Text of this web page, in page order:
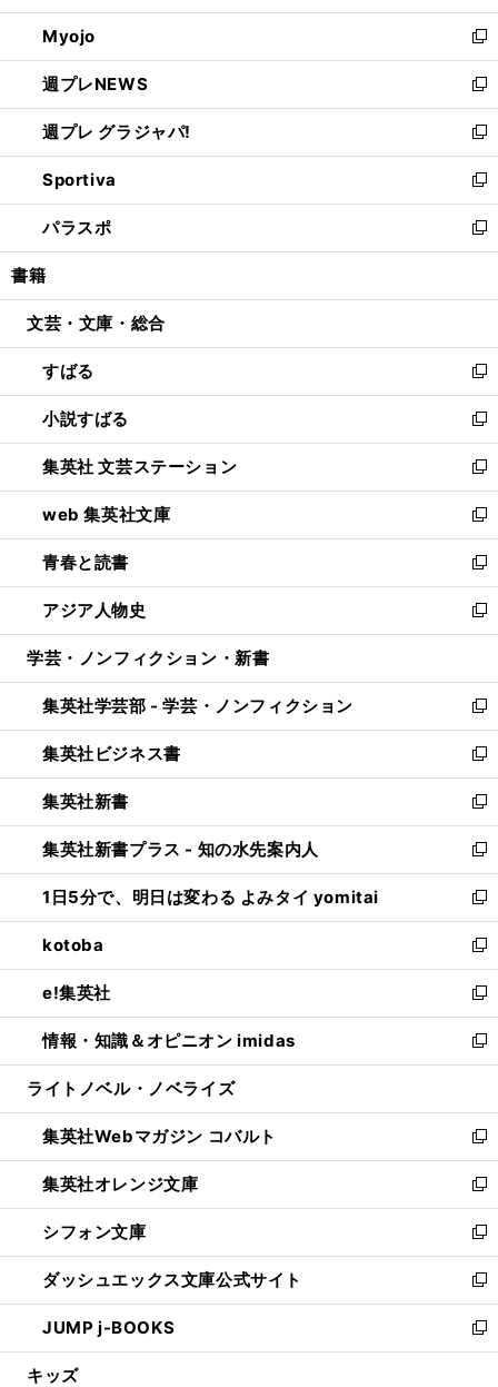
開
く
ウ
で
開
く
ン
ド
ウ
で
開
く
ウ
ィ
ン
ド
ウ
で
開
く
Myojo
新
し
い
ウ
ィ
ン
ド
ウ
で
開
週プレNEWS
新
し
い
ウ
ィ
ン
ド
ウ
開
週プレ グラジャパ!
新
し
い
ウ
ィ
ン
ウ
開
く
Sportiva
新
し
い
ウ
ン
ウ
で
開
く
パラスポ
新
し
ウ
ン
ド
ウ
で
開
く
書籍
文芸・文庫・総合
すばる
新
し
い
ウ
ィ
ン
ド
ウ
で
開
く
小説すばる
新
し
い
ウ
ィ
ン
ド
ウ
で
開
集英社 文芸ステーション
新
し
い
ウ
ィ
ン
ド
ウ
開
く
web 集英社文庫
新
し
い
ウ
ィ
ン
ウ
で
開
く
青春と読書
新
し
い
ウ
ン
ド
ウ
で
開
く
アジア人物史
新
し
ウ
ィ
ン
ド
ウ
で
開
く
学芸・ノンフィクション・新書
集英社学芸部 - 学芸・ノンフィクション
新
し
い
ウ
ィ
ン
ド
ウ
で
開
く
集英社ビジネス書
新
し
い
ウ
ィ
ン
ド
ウ
で
開
く
集英社新書
新
し
い
ウ
ィ
ン
ド
ウ
で
開
く
集英社新書プラス - 知の水先案内人
新
し
い
ウ
ィ
ン
ド
ウ
で
開
1日5分で、明日は変わる よみタイ yomitai
新
し
い
ウ
ィ
ン
ド
ウ
開
く
kotoba
新
し
い
ウ
ィ
ン
ウ
で
開
く
e!集英社
新
し
い
ウ
ン
ド
ウ
で
開
く
情報・知識＆オピニオン imidas
新
し
ウ
ィ
ン
ド
ウ
で
開
く
ライトノベル・ノベライズ
集英社Webマガジン コバルト
新
し
い
ウ
ィ
ン
ド
ウ
で
開
集英社オレンジ文庫
新
し
い
ウ
ィ
ン
ド
ウ
シフォン文庫
新
し
い
ウ
ィ
ン
ダッシュエックス文庫公式サイト
新
し
い
ウ
JUMP j-BOOKS
新
し
キッズ